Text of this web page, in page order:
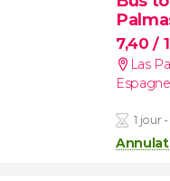
7,40/
Las
Espagne
1 jour